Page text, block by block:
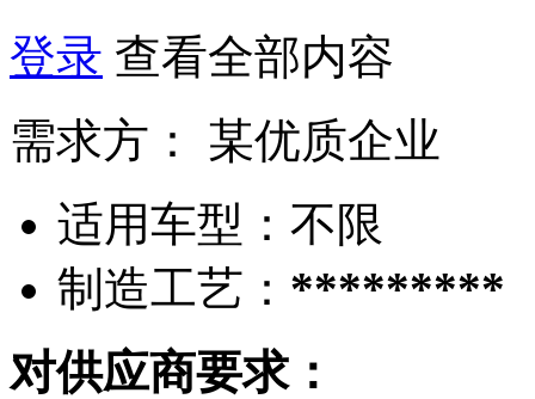
登录 查看全部内容
需求方：
某优质企业
适用车型： 不限
制造工艺： *********
对供应商要求：